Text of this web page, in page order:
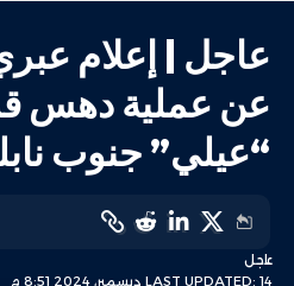
عاجل | إعلام
عن عملية دهس
“عيلي” جنوب
LAST UPDATED: 14 ديسمبر، 2024 8:51 م
عاجل